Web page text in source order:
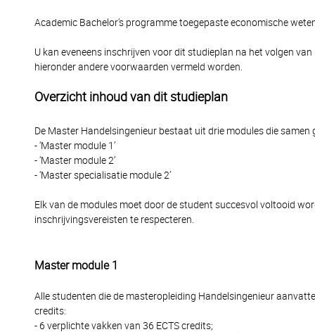
Academic Bachelor's programme toegepaste economische
U kan eveneens inschrijven voor dit studieplan na het volgen
hieronder andere voorwaarden vermeld worden.
Overzicht inhoud van dit studieplan
De Master Handelsingenieur bestaat uit drie modules die
- ‘Master module 1’
- ‘Master module 2’
- ‘Master specialisatie module 2’
Elk van de modules moet door de student succesvol voltooid
inschrijvingsvereisten te respecteren.
Master module 1
Alle studenten die de masteropleiding Handelsingenieur
credits:
- 6 verplichte vakken van 36 ECTS credits;